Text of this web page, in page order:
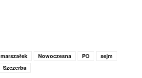
marszałek Nowoczesna PO
sejm
Szczerba